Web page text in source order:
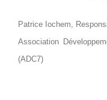
Patrice Iochem,
Association
(ADC7)